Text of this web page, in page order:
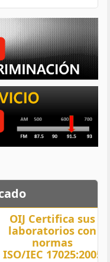
OIJ Certifica sus
laboratorios con
normas
ISO/IEC 17025:2005